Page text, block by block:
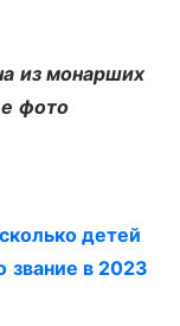
из монарших
фото
детей
звание в 2023